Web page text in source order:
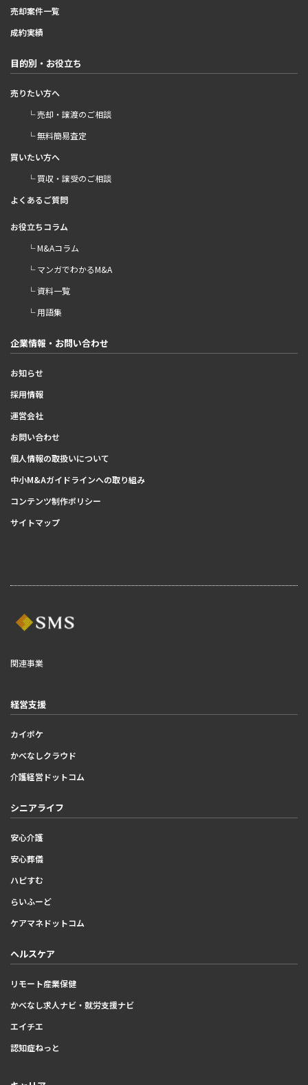
売却案件一覧
成約実績
目的別・お役立ち
売りたい方へ
└ 売却・譲渡のご相談
└ 無料簡易査定
買いたい方へ
└ 買収・譲受のご相談
よくあるご質問
お役立ちコラム
└ M&Aコラム
└ マンガでわかるM&A
└ 資料一覧
└ 用語集
企業情報・お問い合わせ
お知らせ
採用情報
運営会社
お問い合わせ
個人情報の取扱いについて
中小M&Aガイドラインへの取り組み
コンテンツ制作ポリシー
サイトマップ
関連事業
経営支援
カイポケ
かべなしクラウド
介護経営ドットコム
シニアライフ
安心介護
安心葬儀
ハピすむ
らいふーど
ケアマネドットコム
ヘルスケア
リモート産業保健
かべなし求人ナビ・就労支援ナビ
エイチエ
認知症ねっと